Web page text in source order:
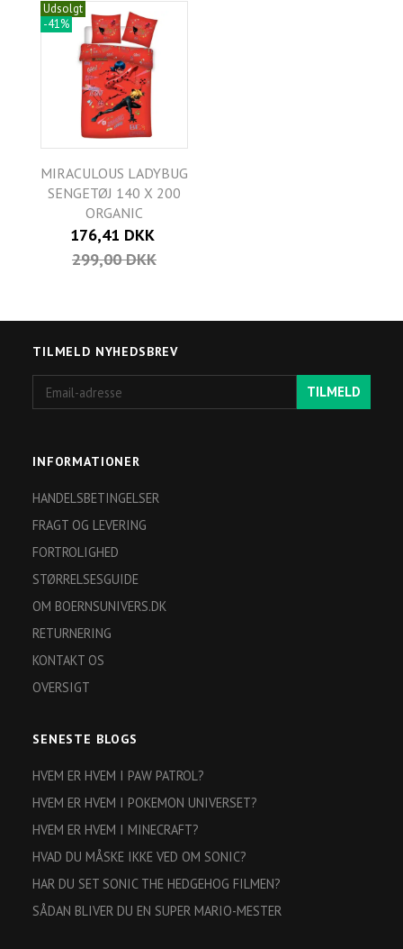
Udsolgt
-41%
MIRACULOUS LADYBUG
SENGETØJ 140 X 200
ORGANIC
176,41 DKK
299,00 DKK
TILMELD NYHEDSBREV
adresse
TILMELD
INFORMATIONER
HANDELSBETINGELSER
FRAGT OG LEVERING
FORTROLIGHED
STØRRELSESGUIDE
OM BOERNSUNIVERS.DK
RETURNERING
KONTAKT OS
OVERSIGT
SENESTE BLOGS
HVEM ER HVEM I PAW PATROL?
HVEM ER HVEM I POKEMON UNIVERSET?
HVEM ER HVEM I MINECRAFT?
HVAD DU MÅSKE IKKE VED OM SONIC?
HAR DU SET SONIC THE HEDGEHOG FILMEN?
SÅDAN BLIVER DU EN SUPER MARIO-MESTER